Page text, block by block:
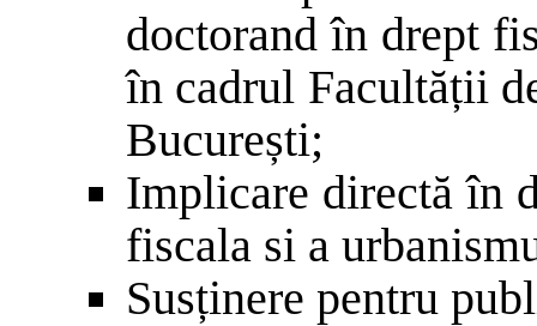
doctorand în drept
în cadrul Facultății
București;
Implicare directă în
fiscala si a
Susținere pentru